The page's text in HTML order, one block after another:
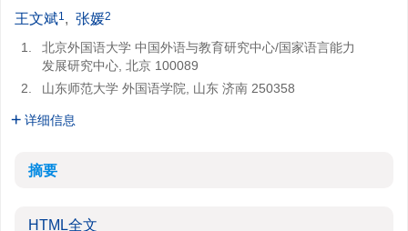
王文斌1, 张媛2
1.
北京外国语大学 中国外语与教育研究中心/国家语言能力
发展研究中心, 北京 100089
2.
山东师范大学 外国语学院, 山东 济南 250358
详细信息
摘要
HTML全文